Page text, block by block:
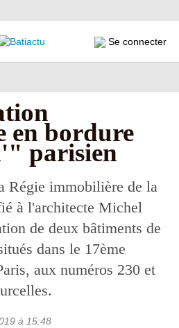
Se connecter
en bordure
parisien
Régie immobilière de la
à l'architecte Michel
de deux bâtiments de
dans le 17ème
aux numéros 230 et
à 15:48